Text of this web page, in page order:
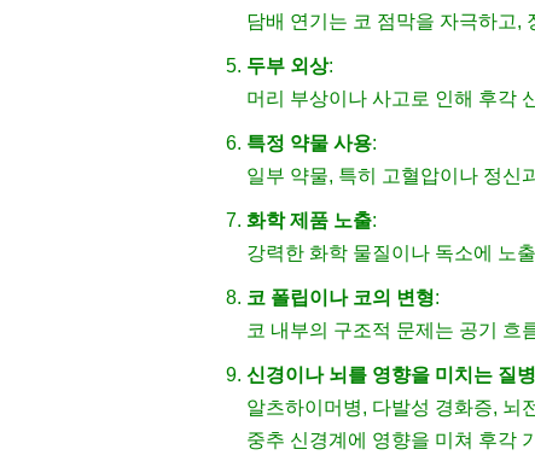
담배 연기는 코 점막을 자극하고,
두부 외상:
머리 부상이나 사고로 인해 후각
특정 약물 사용:
일부 약물, 특히 고혈압이나 정신
화학 제품 노출:
강력한 화학 물질이나 독소에 노
코 폴립이나 코의 변형:
코 내부의 구조적 문제는 공기 흐
신경이나 뇌를 영향을 미치는 질병
알츠하이머병, 다발성 경화증, 뇌
중추 신경계에 영향을 미쳐 후각